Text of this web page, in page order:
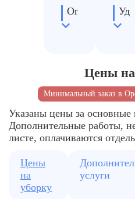
Определение
степени
стоимости
Цены на
Минимальный заказ в
Указаны цены за основные
Дополнительные работы,
листе, оплачиваются
Цены
на
уборку
услуги